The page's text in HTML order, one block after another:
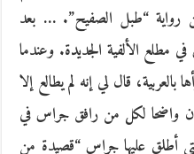
رواية “طبل الصفيح”. … بعد
مطلع الألفية الجديدة. وعندما
قال لي إنه لم يطالع إلا
واضحا لكل من رافق جراس في
أطلق عليها جراس “قصيدة من